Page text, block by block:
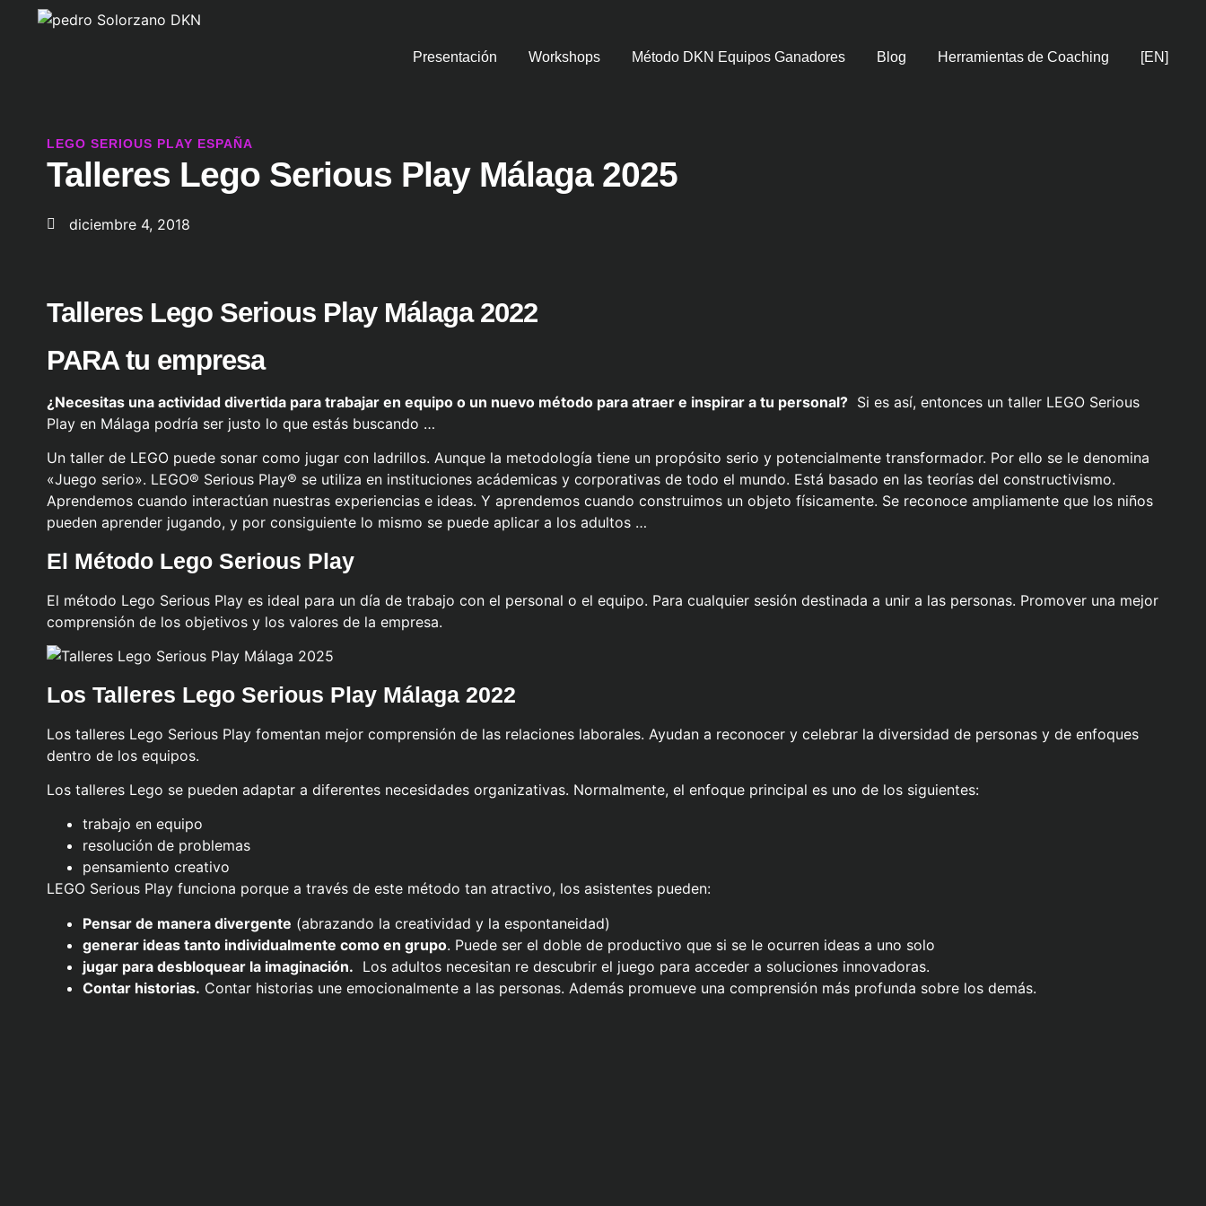
Presentación Workshops Método DKN Equipos Ganadores Blog Herramientas de Coaching [EN]
LEGO SERIOUS PLAY ESPAÑA
Talleres Lego Serious Play Málaga 2025
diciembre 4, 2018
Talleres Lego Serious Play Málaga 2022
PARA tu empresa
¿Necesitas una actividad divertida para trabajar en equipo o un nuevo método para atraer e inspirar a tu personal? Si es así, entonces un taller LEGO Serious
Play en Málaga podría ser justo lo que estás buscando …
Un taller de LEGO puede sonar como jugar con ladrillos. Aunque la metodología tiene un propósito serio y potencialmente transformador. Por ello se le denomina
«Juego serio». LEGO® Serious Play® se utiliza en instituciones acádemicas y corporativas de todo el mundo. Está basado en las teorías del constructivismo.
Aprendemos cuando interactúan nuestras experiencias e ideas. Y aprendemos cuando construimos un objeto físicamente. Se reconoce ampliamente que los niños
pueden aprender jugando, y por consiguiente lo mismo se puede aplicar a los adultos …
El Método Lego Serious Play
El método Lego Serious Play es ideal para un día de trabajo con el personal o el equipo. Para cualquier sesión destinada a unir a las personas. Promover una mejor
comprensión de los objetivos y los valores de la empresa.
Los Talleres Lego Serious Play Málaga 2022
Los talleres Lego Serious Play fomentan mejor comprensión de las relaciones laborales. Ayudan a reconocer y celebrar la diversidad de personas y de enfoques
dentro de los equipos.
Los talleres Lego se pueden adaptar a diferentes necesidades organizativas. Normalmente, el enfoque principal es uno de los siguientes:
trabajo en equipo
resolución de problemas
pensamiento creativo
LEGO Serious Play funciona porque a través de este método tan atractivo, los asistentes pueden:
Pensar de manera divergente (abrazando la creatividad y la espontaneidad)
generar ideas tanto individualmente como en grupo. Puede ser el doble de productivo que si se le ocurren ideas a uno solo
jugar para desbloquear la imaginación. Los adultos necesitan re descubrir el juego para acceder a soluciones innovadoras.
Contar historias. Contar historias une emocionalmente a las personas. Además promueve una comprensión más profunda sobre los demás.